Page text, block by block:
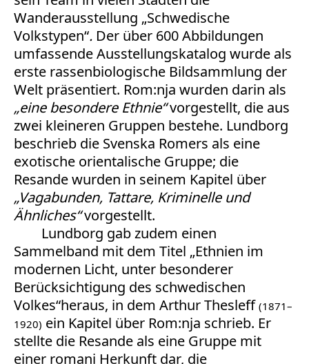
Wanderausstellung „Schwedische
Volkstypen“. Der über 600 Abbildungen
umfassende Ausstellungskatalog wurde als
erste rassenbiologische Bildsammlung der
Welt präsentiert. Rom:nja wurden darin als
„eine besondere Ethnie“vorgestellt, die aus
zwei kleineren Gruppen bestehe. Lundborg
beschrieb die Svenska Romers als eine
exotische orientalische Gruppe; die
Resande wurden in seinem Kapitel über
„Vagabunden, Tattare, Kriminelle und
Ähnliches“vorgestellt.
Lundborg gab zudem einen
Sammelband mit dem Titel „Ethnien im
modernen Licht, unter besonderer
Berücksichtigung des schwedischen
Volkes“heraus, in dem Arthur Thesleff (1871–
1920) ein Kapitel über Rom:nja schrieb. Er
stellte die Resande als eine Gruppe mit
einer romani Herkunft dar, die